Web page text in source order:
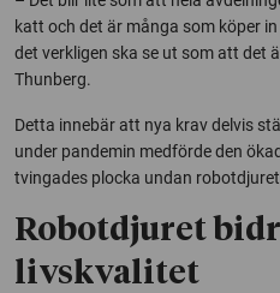
katt och det är många som köper
det verkligen ska se ut som att det
Thunberg.
Detta innebär att nya krav delvis
under pandemin medförde den
tvingades plocka undan
Robotdjuret
livskvalitet